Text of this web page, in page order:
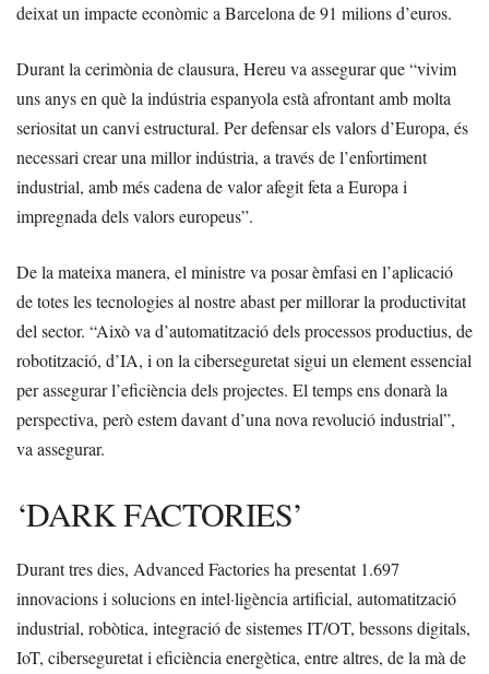
deixat un impacte econòmic a Barcelona de 91 milions d’euros.
Durant la cerimònia de clausura, Hereu va assegurar que “vivim
uns anys en què la indústria espanyola està afrontant amb molta
seriositat un canvi estructural. Per defensar els valors d’Europa, és
necessari crear una millor indústria, a través de l’enfortiment
industrial, amb més cadena de valor afegit feta a Europa i
impregnada dels valors europeus”.
De la mateixa manera, el ministre va posar èmfasi en l’aplicació
de totes les tecnologies al nostre abast per millorar la productivitat
del sector. “Això va d’automatització dels processos productius, de
robotització, d’IA, i on la ciberseguretat sigui un element essencial
per assegurar l’eficiència dels projectes. El temps ens donarà la
perspectiva, però estem davant d’una nova revolució industrial”,
va assegurar.
‘DARK FACTORIES’
Durant tres dies, Advanced Factories ha presentat 1.697
innovacions i solucions en intel·ligència artificial, automatització
industrial, robòtica, integració de sistemes IT/OT, bessons digitals,
IoT, ciberseguretat i eficiència energètica, entre altres, de la mà de